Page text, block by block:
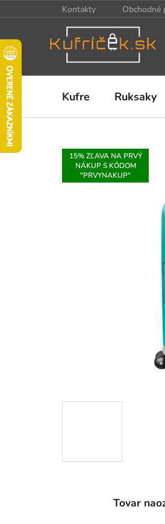
na
Kontakty Obchodné
Kufre Ruksaky
15% ZĽAVA NA PRVÝ
NÁKUP S KÓDOM
"PRVYNAKUP"
Tovar